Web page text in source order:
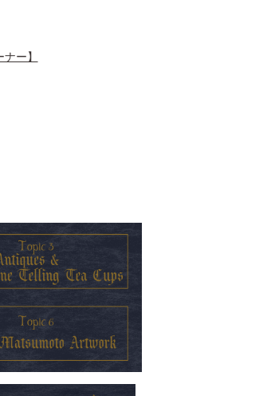
ー】